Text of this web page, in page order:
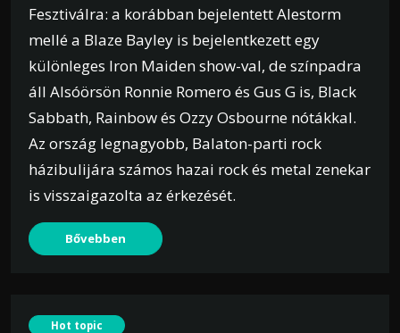
Fesztiválra: a korábban bejelentett Alestorm
mellé a Blaze Bayley is bejelentkezett egy
különleges Iron Maiden show-val, de színpadra
áll Alsóörsön Ronnie Romero és Gus G is, Black
Sabbath, Rainbow és Ozzy Osbourne nótákkal.
Az ország legnagyobb, Balaton-parti rock
házibulijára számos hazai rock és metal zenekar
is visszaigazolta az érkezését.
Bővebben
Hot topic